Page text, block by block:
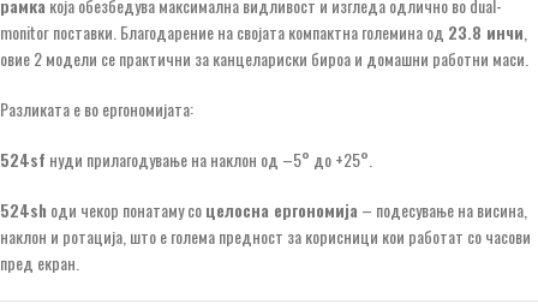
рамка која обезбедува максимална видливост и изгледа одлично во dual-
monitor поставки. Благодарение на својата компактна големина од 23.8 инчи,
овие 2 модели се практични за канцелариски бироа и домашни работни маси.
Разликата е во ергономијата:
524sf нуди прилагодување на наклон од –5° до +25°.
524sh оди чекор понатаму соцелосна ергономија – подесување на висина,
наклон и ротација, што е голема предност за корисници кои работат со часови
пред екран.